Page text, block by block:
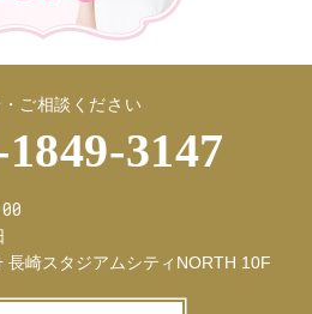
ご相談ください
3147
長崎スタジアムシティNORTH 10F